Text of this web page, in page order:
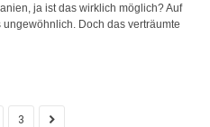
ja ist das wirklich möglich? Auf
Doch das verträumte
3